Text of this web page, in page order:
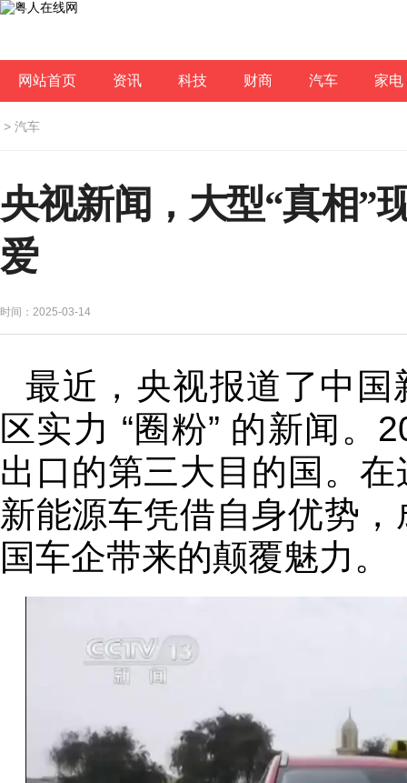
网站首页 资讯 科技 财商 汽车 家电
> 汽车
央视新闻，大型“真相”
爱
时间：2025-03-14
最近，央视报道了中国
区实力 “圈粉” 的新闻。
出口的第三大目的国。在
新能源车凭借自身优势，
国车企带来的颠覆魅力。